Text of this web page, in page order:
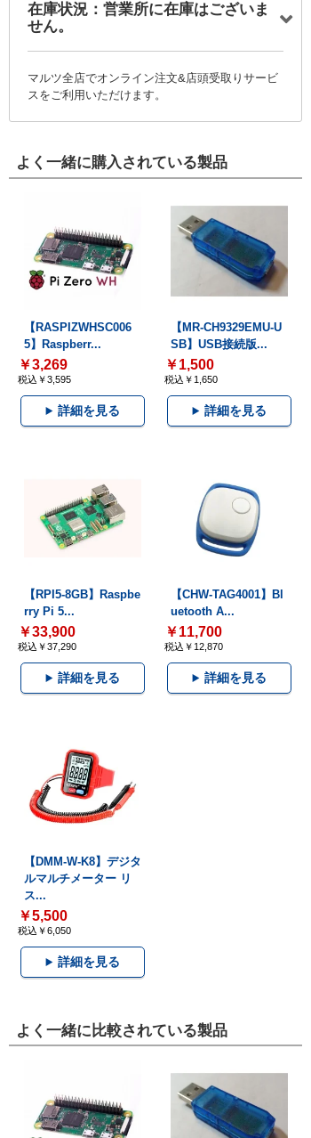
在庫状況：営業所に在庫はございま
せん。
マルツ全店でオンライン注文&店頭受取りサービ
スをご利用いただけます。
よく一緒に購入されている製品
【RASPIZWHSC006
5】Raspberr...
￥3,269
税込￥3,595
詳細を見る
【MR-CH9329EMU-U
SB】USB接続版...
￥1,500
税込￥1,650
詳細を見る
【RPI5-8GB】Raspbe
rry Pi 5...
￥33,900
税込￥37,290
詳細を見る
【CHW-TAG4001】Bl
uetooth A...
￥11,700
税込￥12,870
詳細を見る
【DMM-W-K8】デジタ
ルマルチメーター リ
ス...
￥5,500
税込￥6,050
詳細を見る
よく一緒に比較されている製品